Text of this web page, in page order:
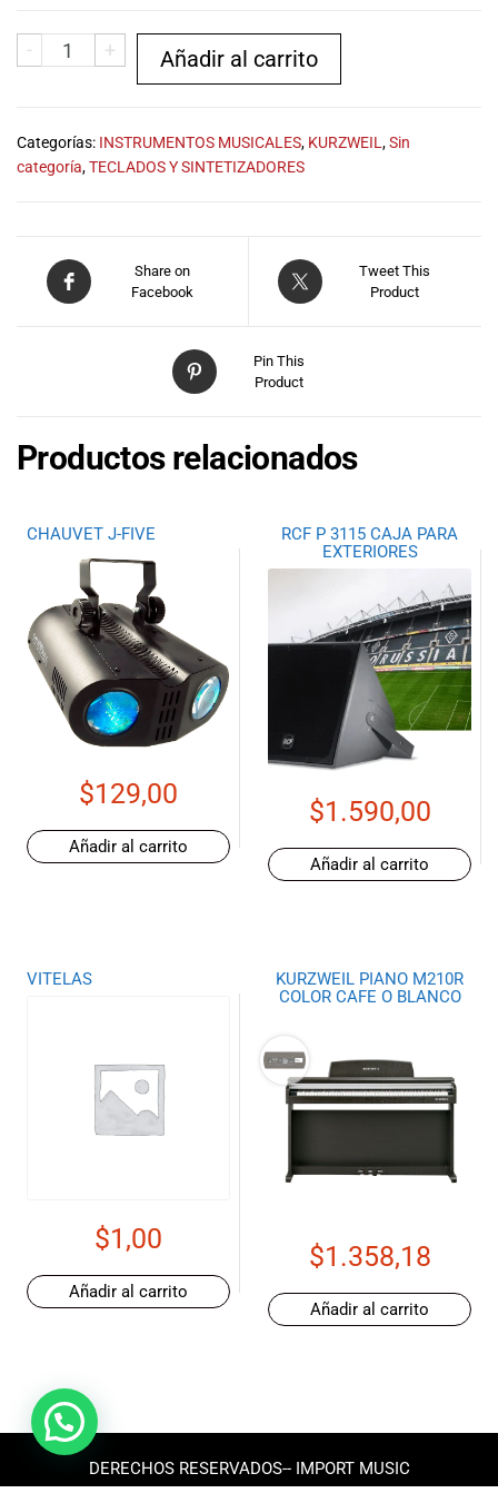
- + Añadir al carrito
Categorías: INSTRUMENTOS MUSICALES, KURZWEIL ,Sin
categoría,TECLADOS Y SINTETIZADORES
Share on
Facebook
Tweet This
Product
Pin This
Product
Productos relacionados
CHAUVET J-FIVE
$129,00
Añadir al carrito
RCF P 3115 CAJA PARA
EXTERIORES
$1.590,00
Añadir al carrito
VITELAS
$1,00
Añadir al carrito
KURZWEIL PIANO M210R
COLOR CAFE O BLANCO
$1.358,18
Añadir al carrito
DERECHOS RESERVADOS-- IMPORT MUSIC